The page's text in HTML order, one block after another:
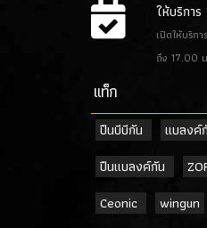
ให้บริกา
เปิดให้บริก
ถึง 17.00
เเท็ก
ปืนบีบีกัน
แบลงค์
ปืนแบลงค์กัน
Ceonic
wingun